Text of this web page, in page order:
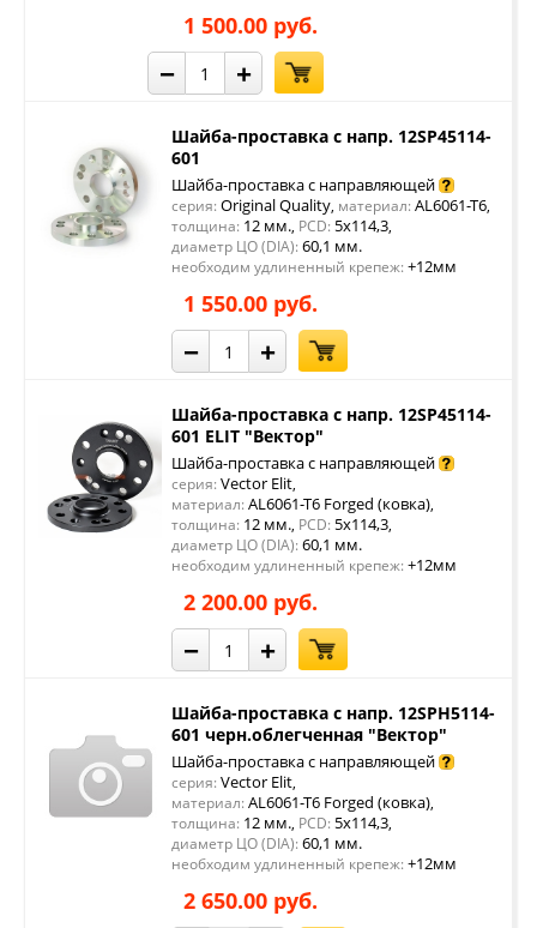
1 500.00 руб.
− +
Шайба-проставка с напр. 12SP45114-
601
Шайба-проставка с направляющей
серия: Original Quality, материал: AL6061-T6,
толщина: 12 мм., PCD: 5x114,3,
диаметр ЦО (DIA): 60,1 мм.
необходим удлиненный крепеж: +12мм
1 550.00 руб.
− +
Шайба-проставка с напр. 12SP45114-
601 ELIT "Вектор"
Шайба-проставка с направляющей
серия: Vector Elit,
материал: AL6061-T6 Forged (ковка),
толщина: 12 мм., PCD: 5x114,3,
диаметр ЦО (DIA): 60,1 мм.
необходим удлиненный крепеж: +12мм
2 200.00 руб.
− +
Шайба-проставка с напр. 12SPH5114-
601 черн.облегченная "Вектор"
Шайба-проставка с направляющей
серия: Vector Elit,
материал: AL6061-T6 Forged (ковка),
толщина: 12 мм., PCD: 5x114,3,
диаметр ЦО (DIA): 60,1 мм.
необходим удлиненный крепеж: +12мм
2 650.00 руб.